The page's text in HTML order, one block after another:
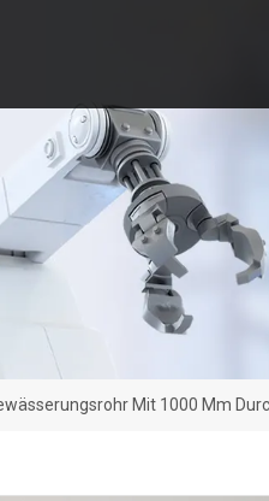
Mit 1000 Mm